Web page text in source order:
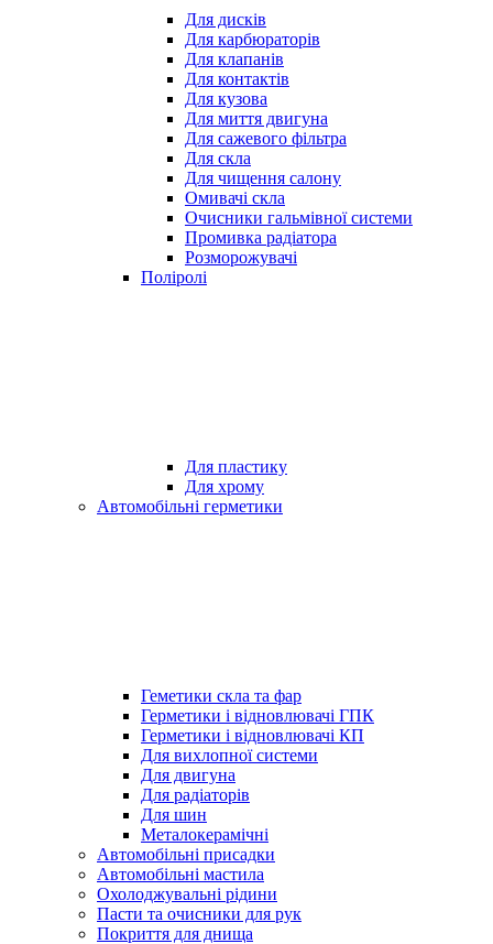
Для дисків
Для карбюраторів
Для клапанів
Для контактів
Для кузова
Для миття двигуна
Для сажевого фільтра
Для скла
Для чищення салону
Омивачі скла
Очисники гальмівної системи
Промивка радіатора
Розморожувачі
Поліролі
Для пластику
Для хрому
Автомобільні герметики
Геметики скла та фар
Герметики і відновлювачі ГПК
Герметики і відновлювачі КП
Для вихлопної системи
Для двигуна
Для радіаторів
Для шин
Металокерамічні
Автомобільні присадки
Автомобільні мастила
Охолоджувальні рідини
Пасти та очисники для рук
Покриття для днища